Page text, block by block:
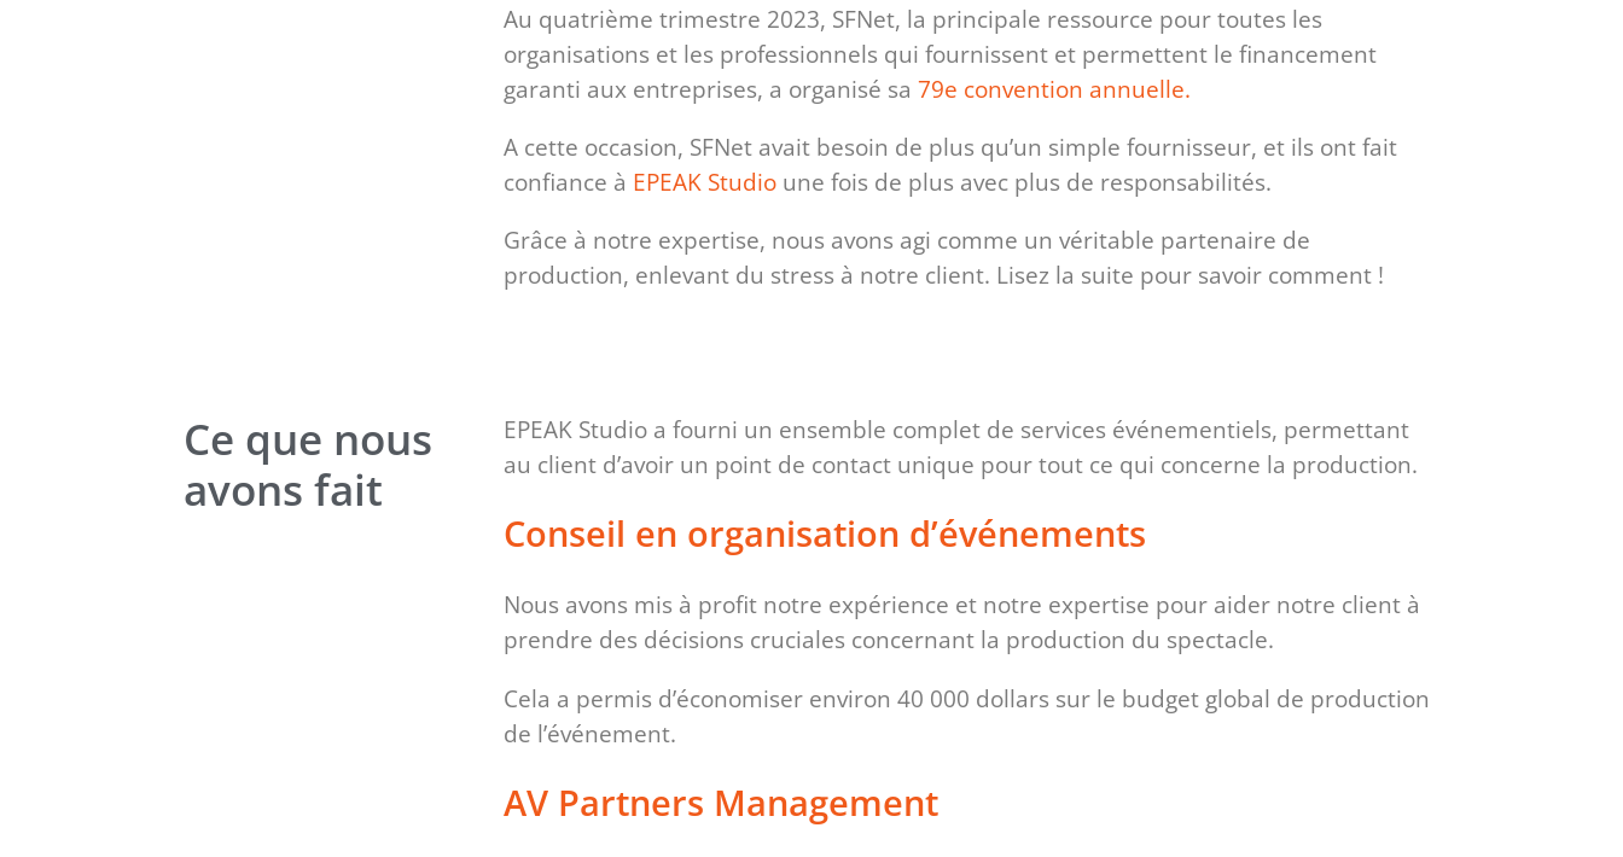
Au quatrième trimestre 2023, SFNet, la principale ressource pour toutes les
organisations et les professionnels qui fournissent et permettent le financement
garanti aux entreprises, a organisé sa79e convention annuelle.
A cette occasion, SFNet avait besoin de plus qu’un simple fournisseur, et ils ont fait
confiance à EPEAK Studio une fois de plus avec plus de responsabilités.
Grâce à notre expertise, nous avons agi comme un véritable partenaire de
production, enlevant du stress à notre client. Lisez la suite pour savoir comment !
Ce que nous
avons fait
EPEAK Studio a fourni un ensemble complet de services événementiels, permettant
au client d’avoir un point de contact unique pour tout ce qui concerne la production.
Conseil en organisation d’événements
Nous avons mis à profit notre expérience et notre expertise pour aider notre client à
prendre des décisions cruciales concernant la production du spectacle.
Cela a permis d’économiser environ 40 000 dollars sur le budget global de production
de l’événement.
AV Partners Management